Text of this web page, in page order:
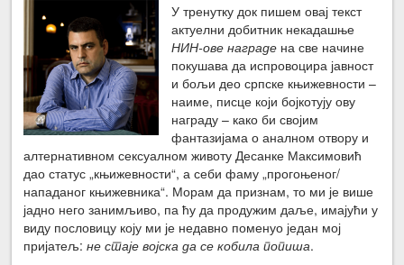
У тренутку док пишем овај текст
актуелни добитник некадашње
НИН-ове награде на све начине
покушава да испровоцира јавност
и бољи део српске књижевности –
наиме, писце који бојкотују ову
награду – како би својим
фантазијама о аналном отвору и
алтернативном сексуалном животу Десанке Максимовић
дао статус „књижевности“, а себи фаму „прогоњеног/
нападаног књижевника“. Морам да признам, то ми је више
јадно него занимљиво, па ћу да продужим даље, имајући у
виду пословицу коју ми је недавно поменуо један мој
пријатељ:не стаје војска да се кобила попиша.